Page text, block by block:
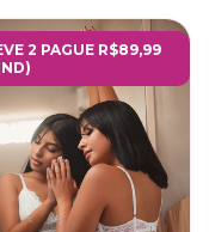
2 PAGUE R$89,99